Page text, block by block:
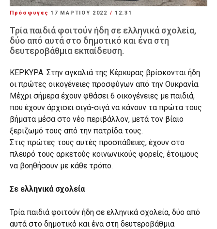
Πρόσφυγες 17 ΜΑΡΤΊΟΥ 2022 / 12:31
Τρία παιδιά φοιτούν ήδη σε ελληνικά σχολεία,
δύο από αυτά στο δημοτικό και ένα στη
δευτεροβάθμια εκπαίδευση.
ΚΕΡΚΥΡΑ. Στην αγκαλιά της Κέρκυρας βρίσκονται ήδη
οι πρώτες οικογένειες προσφύγων από την Ουκρανία.
Μέχρι σήμερα έχουν φθάσει 6 οικογένειες με παιδιά,
που έχουν άρχισει σιγά-σιγά να κάνουν τα πρώτα τους
βήματα μέσα στο νέο περιβάλλον, μετά τον βίαιο
ξεριζωμό τους από την πατρίδα τους.
Στις πρώτες τους αυτές προσπάθειες, έχουν στο
πλευρό τους αρκετούς κοινωνικούς φορείς, έτοιμους
να βοηθήσουν με κάθε τρόπο.
Σε ελληνικά σχολεία
Τρία παιδιά φοιτούν ήδη σε ελληνικά σχολεία, δύο από
αυτά στο δημοτικό και ένα στη δευτεροβάθμια